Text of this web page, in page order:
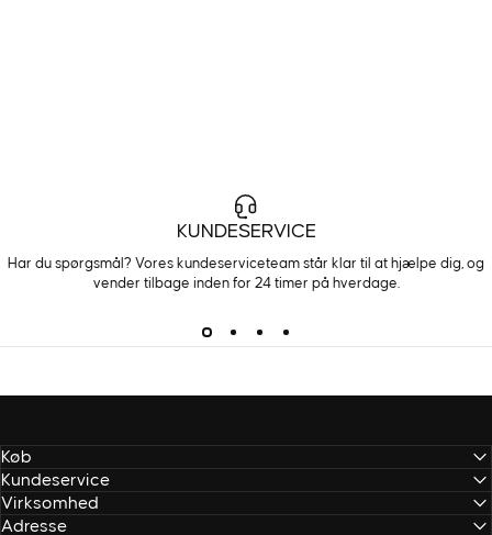
KUNDESERVICE
Har du spørgsmål? Vores kundeserviceteam står klar til at hjælpe dig, og
vender tilbage inden for 24 timer på hverdage.
Køb
Kundeservice
Virksomhed
Adresse